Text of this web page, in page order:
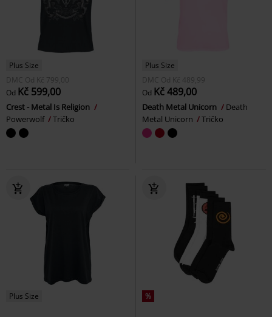
Plus Size
DMC Od Kč 799,00
Od Kč 599,00
Crest - Metal Is Religion
Powerwolf
Tričko
Plus Size
DMC Od Kč 489,99
Od Kč 489,00
Death Metal Unicorn
Death
Metal Unicorn
Tričko
Plus Size %